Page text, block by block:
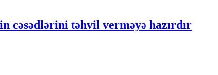
cəsədlərini təhvil verməyə hazırdır